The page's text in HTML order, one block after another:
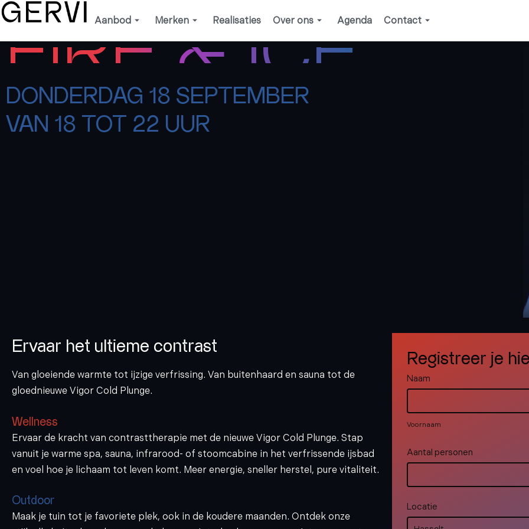
Ga
naar
de
inhoud
Aanbod Merken Realisaties Over ons Agenda Contact
FIRE & ICE
DONDERDAG 18 SEPTEMBER
VAN 18 TOT 22 UUR
Ervaar het ultieme contrast
Van gloeiende warmte tot ijzige verfrissing. Van buitenhaard en sauna tot de
gloednieuwe Vigor Cold Plunge.
Wellness
Ervaar de kracht van contrasttherapie met de nieuwe Vigor Cold Plunge. Stap
vanuit je warme spa, sauna, infrarood- of stoomcabine in het verfrissende ijsbad
en voel hoe je lichaam tot leven komt. Meer energie, sneller herstel, pure vitaliteit.
Outdoor
Maak je tuin tot je favoriete plek, ook in de koudere maanden. Ontdek onze
Registreer je
fire
&
ice
Naam
Voornaam
Aantal personen
Locatie